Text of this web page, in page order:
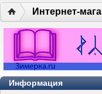
Интернет-
Информация